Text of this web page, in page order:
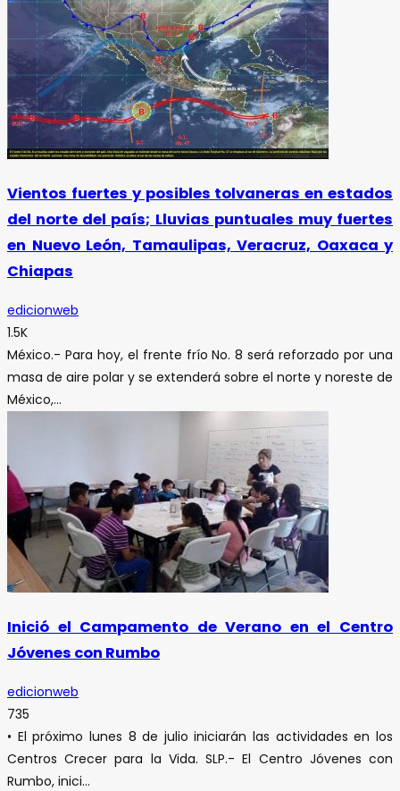
Vientos fuertes y posibles tolvaneras en estados
del norte del país; Lluvias puntuales muy fuertes
en Nuevo León, Tamaulipas, Veracruz, Oaxaca y
Chiapas
edicionweb
1.5K
México.- Para hoy, el frente frío No. 8 será reforzado por una
masa de aire polar y se extenderá sobre el norte y noreste de
México,...
Inició el Campamento de Verano en el Centro
Jóvenes con Rumbo
edicionweb
735
• El próximo lunes 8 de julio iniciarán las actividades en los
Centros Crecer para la Vida. SLP.- El Centro Jóvenes con
Rumbo, inici...